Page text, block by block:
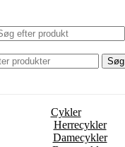
Søg
Cykler
Herrecykler
Damecykler